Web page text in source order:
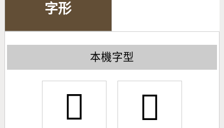
字形
本機字型
𥮠 𥮠